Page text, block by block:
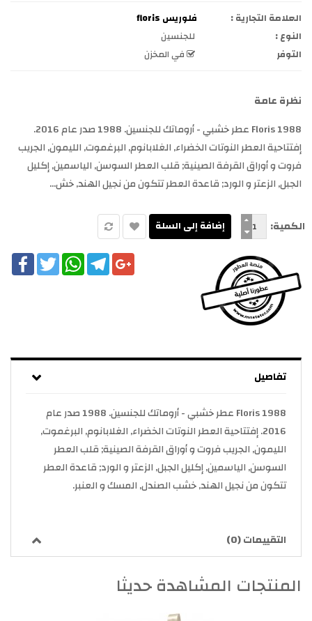
العلامة التجارية :
فلوريس floris
النوع :
للجنسين
التوفر
في المخزن
نظرة عامة
1988 Floris عطر خشبي - أروماتك للجنسين. 1988 صدر عام 2016.
إفتتاحية العطر النوتات الخضراء, الغلابانوم, البرغموت, الليمون, الجريب
فروت و أوراق القرفة الصينية; قلب العطر السوسن, الياسمين, إكليل
الجبل, الزعتر و الورد; قاعدة العطر تتكون من نجيل الهند, خش...
الكمية:
Twitter
WhatsAppTelegramGoogle+
تفاصيل
1988 Floris عطر خشبي - أروماتك للجنسين. 1988 صدر عام
2016. إفتتاحية العطر النوتات الخضراء, الغلابانوم, البرغموت,
الليمون, الجريب فروت و أوراق القرفة الصينية; قلب العطر
السوسن, الياسمين, إكليل الجبل, الزعتر و الورد; قاعدة العطر
تتكون من نجيل الهند, خشب الصندل, المسك و العنبر.
التقييمات (0)
المنتجات المشاهدة حديثا